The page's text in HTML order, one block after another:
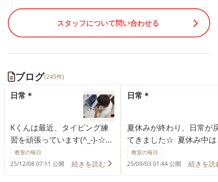
スタッフについて問い合わせる
ブログ(245件)
日常＊
Kくんは最近、タイピング練
習を頑張っています(^_-)-☆
「もっといろいろできるよう
になりたい」という気持ちか
ら、毎日着実にステップアッ
教室の毎日
25/12/08 07:11 公開 続きを読む
日常＊
夏休みが終わり、日常が
てきました☆ 夏休み中
いろいろな活動やイベン
行い、笑顔がたくさん見
ました！クッキングや工
教室の毎日
25/09/03 01:44 公開 続きを読